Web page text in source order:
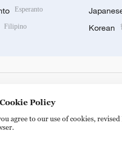
Esperanto
Filipino Korean
备20000184号
Policy
agree to our use of cookies,